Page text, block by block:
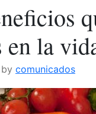
debes
saber
acerca
de
los
dentales
la
by comunicados